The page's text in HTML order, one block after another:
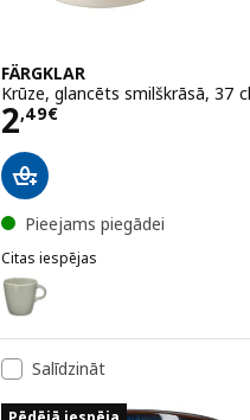
FÄRGKLAR
Krūze, glancēts smilškrāsā, 37 cl
2,49€
Cena 2,49€
Pieejams piegādei
Citas iespējas
FÄRGKLAR
Variants: FÄRGKLAR, Krūze,
Salīdzināt